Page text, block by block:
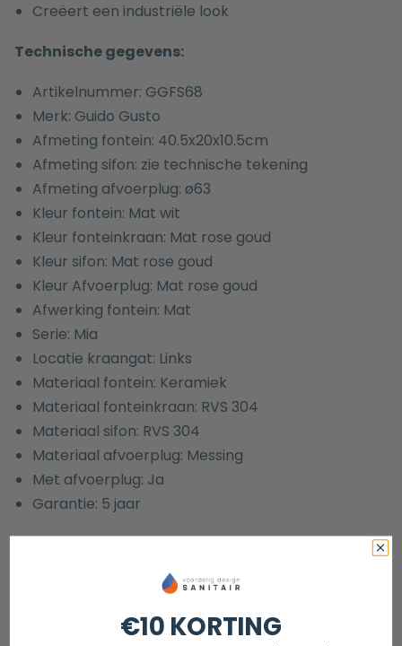
Creëert een industriële look
Technische gegevens:
Artikelnummer: GGFS68
Merk: Guido Gusto
Afmeting fontein: 40.5x20x10.5cm
Afmeting sifon: zie technische tekening
Afmeting afvoerplug: ø63
Kleur fontein: Mat wit
Kleur fonteinkraan: Mat rose goud
Kleur sifon: Mat rose goud
Kleur Afvoerplug: Mat rose goud
Afwerking fontein: Mat
Serie: Mia
Locatie kraangat: Links
Materiaal fontein: Keramiek
Materiaal fonteinkraan: RVS 304
Materiaal sifon: RVS 304
Materiaal afvoerplug: Messing
Met afvoerplug: Ja
Garantie: 5 jaar
Aanvullende informatie
€10 KORTING